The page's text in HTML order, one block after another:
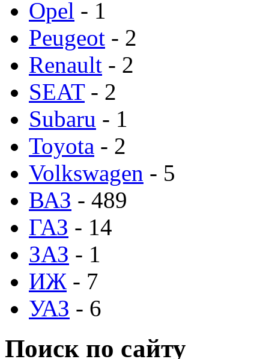
Opel - 1
Peugeot - 2
Renault - 2
SEAT- 2
Subaru - 1
Toyota - 2
Volkswagen - 5
ВАЗ - 489
ГАЗ - 14
ЗАЗ - 1
ИЖ - 7
УАЗ - 6
Поиск по сайту